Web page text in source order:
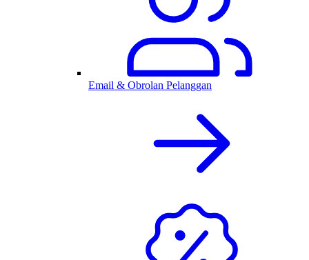
Email & Obrolan Pelanggan